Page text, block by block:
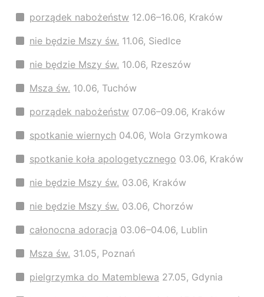
porządek nabożeństw 12.06–16.06, Kraków
nie będzie Mszy św. 11.06, Siedlce
nie będzie Mszy św. 10.06, Rzeszów
Msza św. 10.06, Tuchów
porządek nabożeństw 07.06–09.06, Kraków
spotkanie wiernych 04.06, Wola Grzymkowa
spotkanie koła apologetycznego 03.06, Kraków
nie będzie Mszy św. 03.06, Kraków
nie będzie Mszy św. 03.06, Chorzów
całonocna adoracja 03.06–04.06, Lublin
Msza św. 31.05, Poznań
pielgrzymka do Matemblewa 27.05, Gdynia